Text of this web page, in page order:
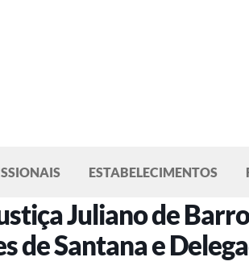
ESTABELECIMENTOS
Juliano de
de Santana e